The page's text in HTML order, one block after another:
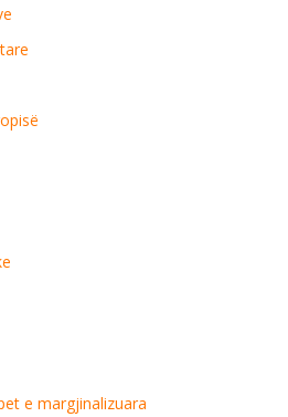
e margjinalizuara